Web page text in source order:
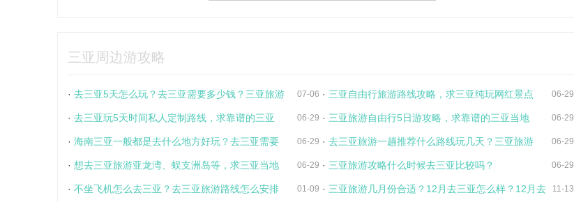
三亚周边游攻略
· 去三亚5天怎么玩？去三亚需要多少钱？三亚旅游 07-06 · 三亚自由行旅游路线攻略，求三亚纯玩网红景点 06-29
· 去三亚玩5天时间私人定制路线，求靠谱的三亚 06-29 · 三亚旅游自由行5日游攻略，求靠谱的三亚当地 06-29
· 海南三亚一般都是去什么地方好玩？去三亚需要 06-29 · 去三亚旅游一趟推荐什么路线玩几天？三亚旅游 06-29
· 想去三亚旅游亚龙湾、蜈支洲岛等，求三亚当地 06-29 · 三亚旅游攻略什么时候去三亚比较吗？ 06-29
· 不坐飞机怎么去三亚？去三亚旅游路线怎么安排 01-09 · 三亚旅游几月份合适？12月去三亚怎么样？12月去 11-13